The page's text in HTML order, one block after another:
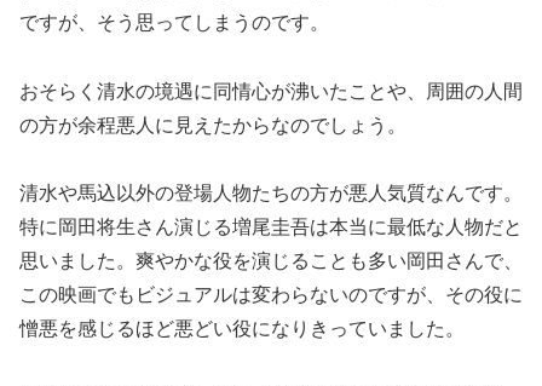
ですが、そう思ってしまうのです。
おそらく清水の境遇に同情心が沸いたことや、周囲の人間
の方が余程悪人に見えたからなのでしょう。
清水や馬込以外の登場人物たちの方が悪人気質なんです。
特に岡田将生さん演じる増尾圭吾は本当に最低な人物だと
思いました。爽やかな役を演じることも多い岡田さんで、
この映画でもビジュアルは変わらないのですが、その役に
憎悪を感じるほど悪どい役になりきっていました。